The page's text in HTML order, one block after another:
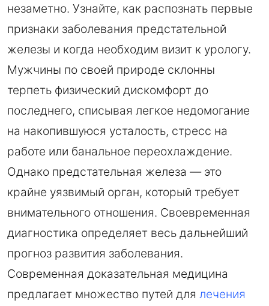
незаметно. Узнайте, как распознать первые
признаки заболевания предстательной
железы и когда необходим визит к урологу.
Мужчины по своей природе склонны
терпеть физический дискомфорт до
последнего, списывая легкое недомогание
на накопившуюся усталость, стресс на
работе или банальное переохлаждение.
Однако предстательная железа — это
крайне уязвимый орган, который требует
внимательного отношения. Своевременная
диагностика определяет весь дальнейший
прогноз развития заболевания.
Современная доказательная медицина
предлагает множество путей для лечения